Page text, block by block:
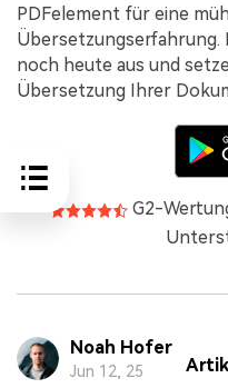
PDFelement für eine
Übersetzungserfahrung.
noch heute aus und
Übersetzung Ihrer
G2-
Noah Hofer
Jun 12, 25